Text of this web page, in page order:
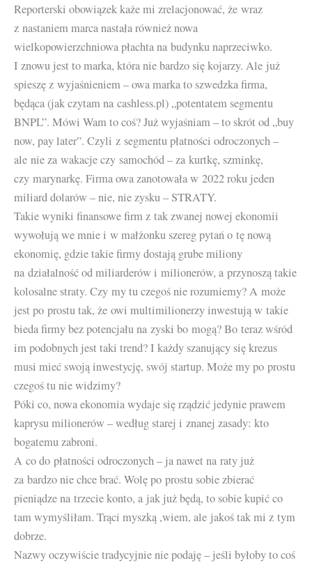
Reporterski obowiązek każe mi zrelacjonować, że wraz
z nastaniem marca nastała również nowa
wielkopowierzchniowa płachta na budynku naprzeciwko.
I znowu jest to marka, która nie bardzo się kojarzy. Ale już
spieszę z wyjaśnieniem – owa marka to szwedzka firma,
będąca (jak czytam na cashless.pl) „potentatem segmentu
BNPL”. Mówi Wam to coś? Już wyjaśniam – to skrót od „buy
now, pay later”. Czyli z segmentu płatności odroczonych –
ale nie za wakacje czy samochód – za kurtkę, szminkę,
czy marynarkę. Firma owa zanotowała w 2022 roku jeden
miliard dolarów – nie, nie zysku – STRATY.
Takie wyniki finansowe firm z tak zwanej nowej ekonomii
wywołują we mnie i w małżonku szereg pytań o tę nową
ekonomię, gdzie takie firmy dostają grube miliony
na działalność od miliarderów i milionerów, a przynoszą takie
kolosalne straty. Czy my tu czegoś nie rozumiemy? A może
jest po prostu tak, że owi multimilionerzy inwestują w takie
bieda firmy bez potencjału na zyski bo mogą? Bo teraz wśród
im podobnych jest taki trend? I każdy szanujący się krezus
musi mieć swoją inwestycję, swój startup. Może my po prostu
czegoś tu nie widzimy?
Póki co, nowa ekonomia wydaje się rządzić jedynie prawem
kaprysu milionerów – według starej i znanej zasady: kto
bogatemu zabroni.
A co do płatności odroczonych – ja nawet na raty już
za bardzo nie chce brać. Wolę po prostu sobie zbierać
pieniądze na trzecie konto, a jak już będą, to sobie kupić co
tam wymyśliłam. Trąci myszką ,wiem, ale jakoś tak mi z tym
dobrze.
Nazwy oczywiście tradycyjnie nie podaję – jeśli byłoby to coś